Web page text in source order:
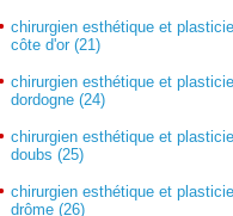
chirurgien esthétique et
côte d'or (21)
chirurgien esthétique et
dordogne (24)
chirurgien esthétique et
doubs (25)
chirurgien esthétique et
drôme (26)